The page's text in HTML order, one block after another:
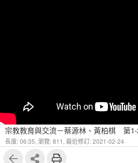
長度: 06:35, 瀏覽: 811, 最近修訂: 2021-02-24